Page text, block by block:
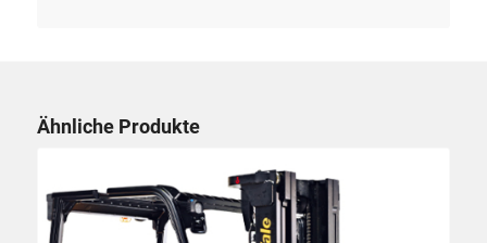
Ähnliche Produkte